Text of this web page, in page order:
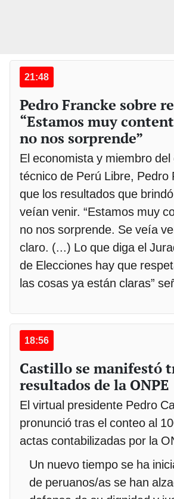
21:48
Pedro Francke sobre
“Estamos muy
no nos sorprende”
El economista y miembro del
técnico de Perú Libre, Pedro
que los resultados que
veían venir. “Estamos muy
no nos sorprende. Se veía
claro. (...) Lo que diga el
de Elecciones hay que
las cosas ya están claras”
18:56
Castillo se manifestó
resultados de la ONPE
El virtual presidente Pedro
pronunció tras el conteo al
actas contabilizadas por la
Un nuevo tiempo se ha
de peruanos/as se han